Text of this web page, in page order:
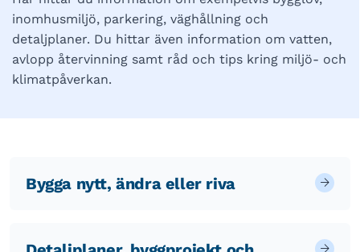
inomhusmiljö, parkering, väghållning och
detaljplaner. Du hittar även information om vatten,
avlopp återvinning samt råd och tips kring miljö- och
klimatpåverkan.
Bygga nytt, ändra eller riva